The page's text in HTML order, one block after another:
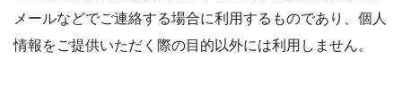
メールなどでご連絡する場合に利用するものであり、個人
情報をご提供いただく際の目的以外には利用しません。